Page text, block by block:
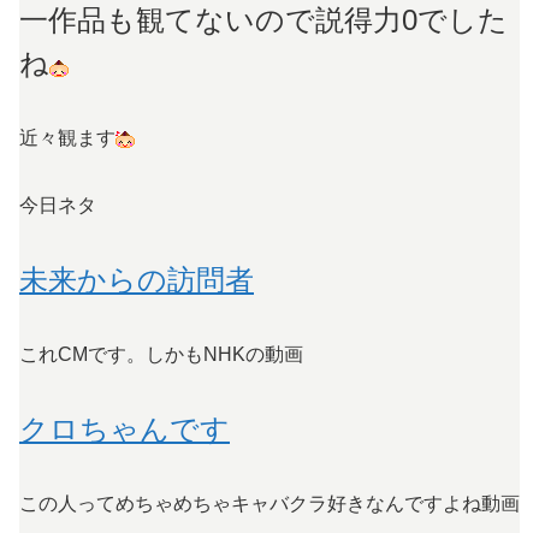
一作品も観てないので説得力0でした
ね
近々観ます
今日ネタ
未来からの訪問者
これCMです。しかもNHKの動画
クロちゃんです
この人ってめちゃめちゃキャバクラ好きなんですよね動画